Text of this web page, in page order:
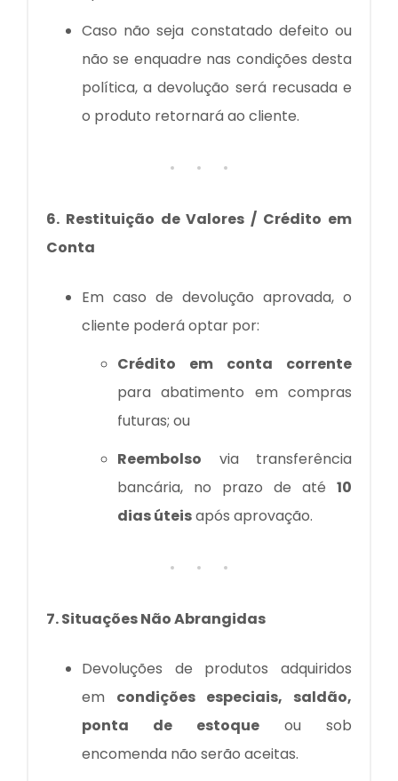
Caso não seja constatado defeito ou
não se enquadre nas condições desta
política, a devolução será recusada e
o produto retornará ao cliente.
6. Restituição de Valores / Crédito em
Conta
Em caso de devolução aprovada, o
cliente poderá optar por:
Crédito em conta corrente
para abatimento em compras
futuras; ou
Reembolso via transferência
bancária, no prazo de até 10
dias úteisapós aprovação.
7. Situações Não Abrangidas
Devoluções de produtos adquiridos
em condições especiais, saldão,
ponta de estoque ou sob
encomenda não serão aceitas.